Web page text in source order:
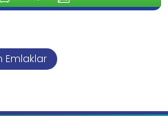
Emlaklar